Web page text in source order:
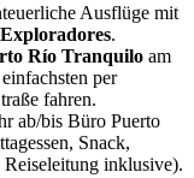
Ausflüge mit
.
Río Tranquilo am
per
fahren.
ab/bis Büro Puerto
Snack,
Reiseleitung inklusive).